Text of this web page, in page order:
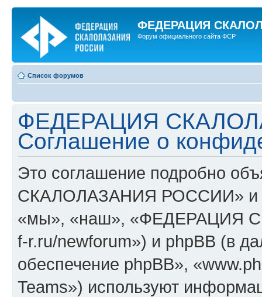
ФЕДЕРАЦИЯ
Форум официального сайта ФСР
Список форумов
ФЕДЕРАЦИЯ
Соглашение о
Это соглашение подробно
СКАЛОЛАЗАНИЯ РОССИИ» и
«мы», «наш», «ФЕДЕРАЦИЯ
f-r.ru/newforum») и phpBB (в
обеспечение phpBB»,
Teams») используют